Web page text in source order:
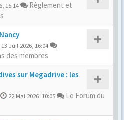
15:14
Règlement et
13 Juil 2026, 16:04
des membres
sur Megadrive : les
22 Mai 2026, 10:05
Le Forum du